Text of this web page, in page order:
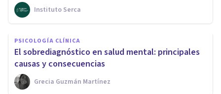
Instituto Serca
PSICOLOGÍA CLÍNICA
El sobrediagnóstico en salud mental: principales
causas y consecuencias
Grecia Guzmán Martínez
PSICOLOGÍA CLÍNICA
Delfinoterapia: qué es, cómo
funciona, beneficios y
limitaciones
Mario Arrimada